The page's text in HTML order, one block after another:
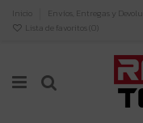
Inicio Envíos, Entregas y
Lista de favoritos ( 0)